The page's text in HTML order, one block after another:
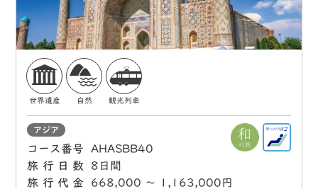
世界遺産 自然 観光列車
アジア
コース番号
AHASBB40
旅行日数
8日間
旅行代金
668,000 〜 1,163,000円